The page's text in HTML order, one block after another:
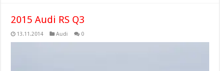
2015 Audi RS Q3
13.11.2014 Audi 0